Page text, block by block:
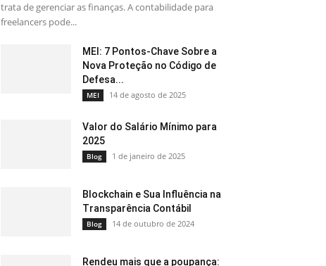
trata de gerenciar as finanças. A contabilidade para
freelancers pode...
MEI: 7 Pontos-Chave Sobre a
Nova Proteção no Código de
Defesa...
MEI 14 de agosto de 2025
Valor do Salário Mínimo para
2025
Blog 1 de janeiro de 2025
Blockchain e Sua Influência na
Transparência Contábil
Blog 14 de outubro de 2024
Rendeu mais que a poupança: